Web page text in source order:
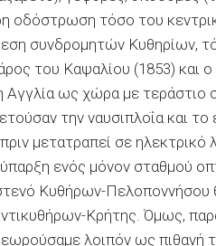
οδόστρωση τόσο του
συνδρομητών Κυθηρίων,
του Καψαλίου (1853) και
ως χώρα με τεράστιο
την ναυσιπλοΐα και το
μετατραπεί σε ηλεκτρικό
ενός μόνον σταθμού
Κυθήρων-Πελοποννήσου
Κρήτης. Όμως,
λοιπόν ως πιθανή